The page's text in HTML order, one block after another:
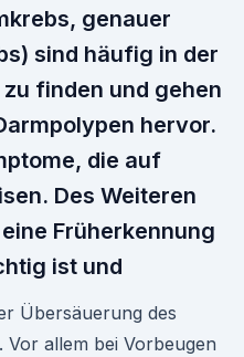
genauer
sind häufig in der
finden und gehen
hervor.
die auf
Des Weiteren
Früherkennung
ist und
Übersäuerung des
Vor allem bei Vorbeugen